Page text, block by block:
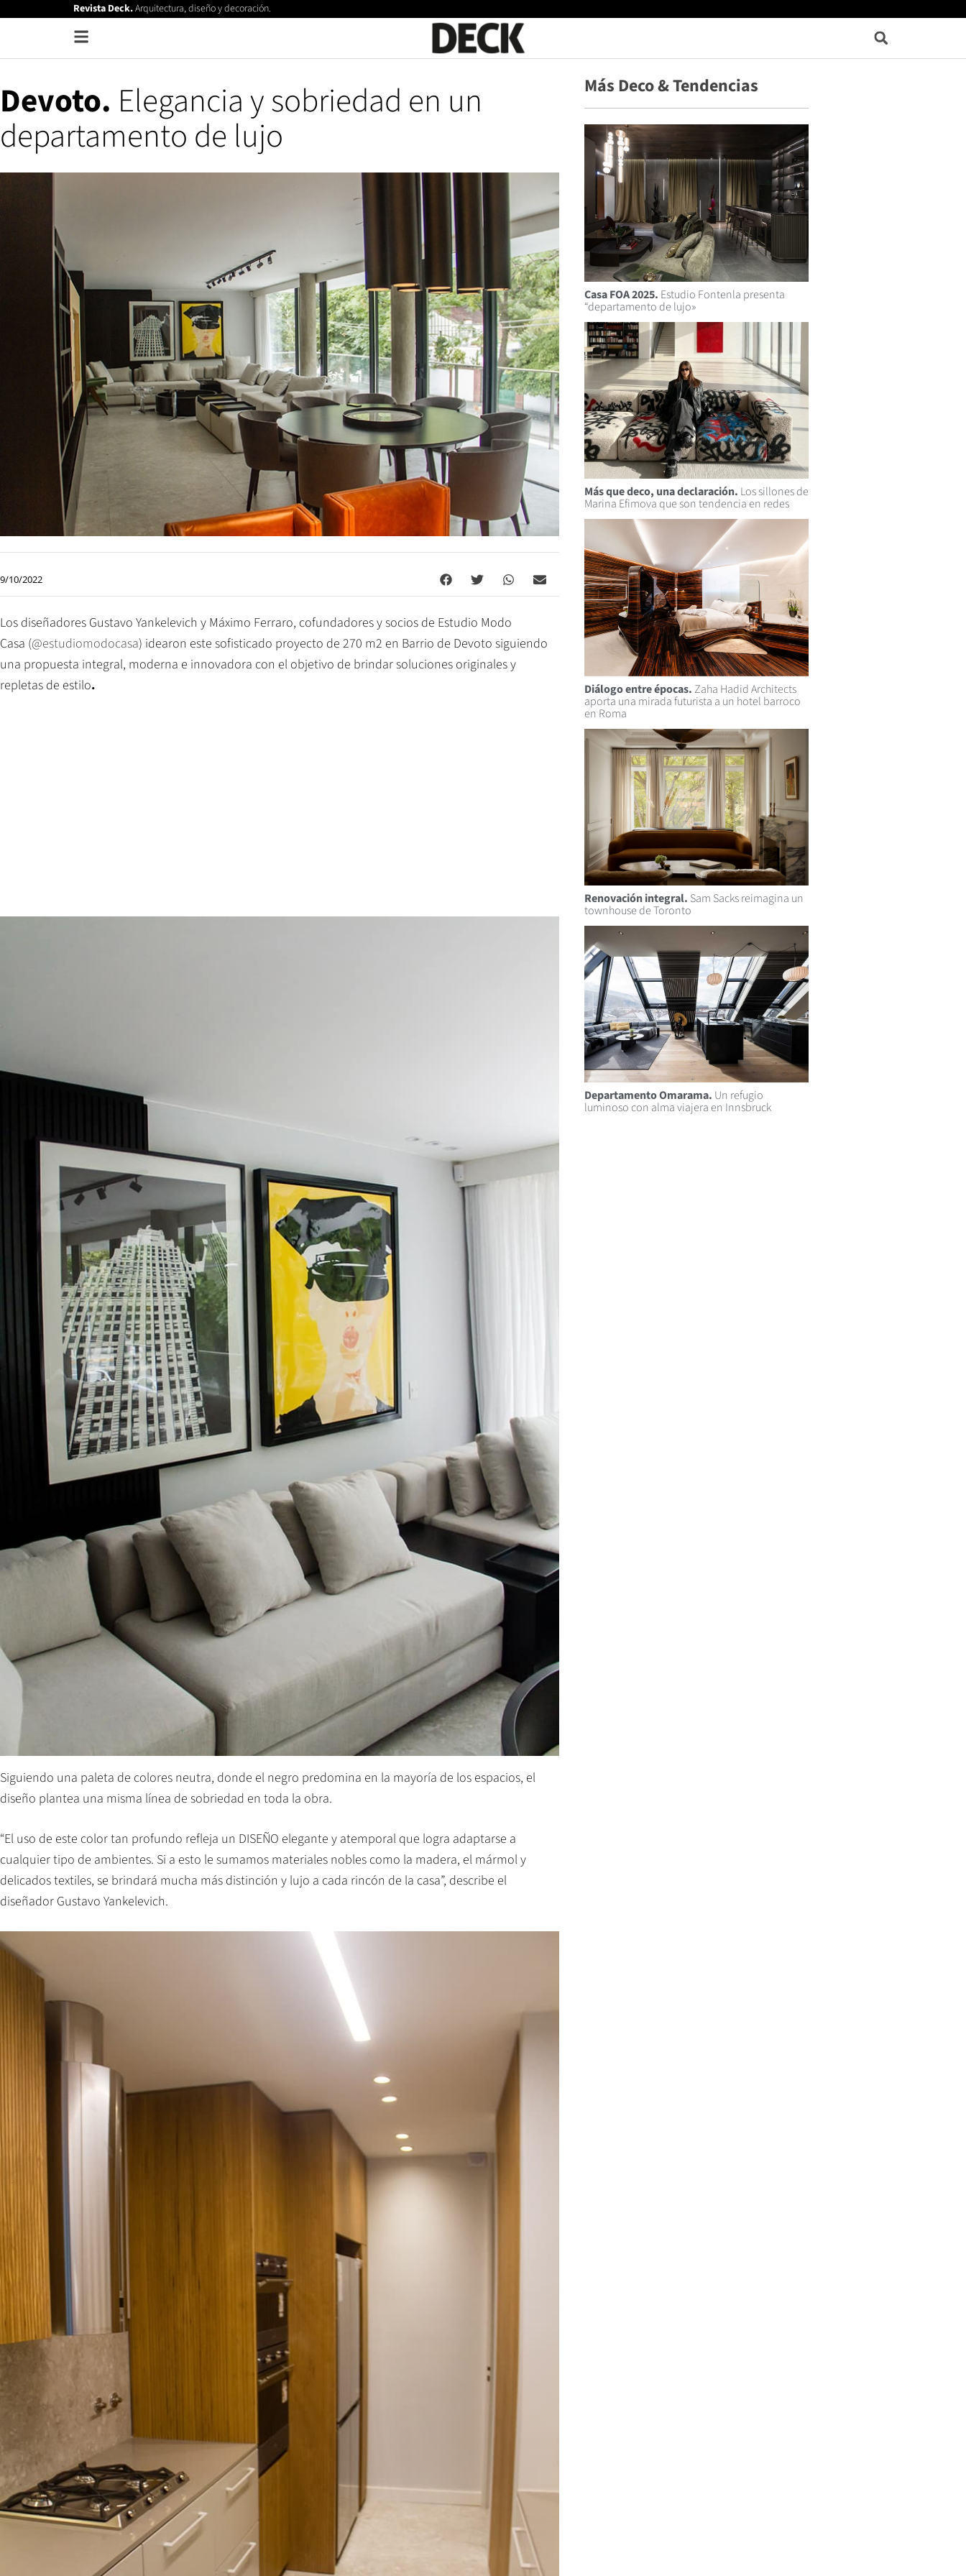
Revista Deck.Arquitectura, diseño y decoración.
Devoto. Elegancia y sobriedad en un
departamento de lujo
9/10/2022
Los diseñadores Gustavo Yankelevich y Máximo Ferraro, cofundadores y socios de Estudio Modo
Casa (@estudiomodocasa) idearon este sofisticado proyecto de 270 m2 en Barrio de Devoto siguiendo
una propuesta integral, moderna e innovadora con el objetivo de brindar soluciones originales y
repletas de estilo.
Siguiendo una paleta de colores neutra, donde el negro predomina en la mayoría de los espacios, el
diseño plantea una misma línea de sobriedad en toda la obra.
“El uso de este color tan profundo refleja un DISEÑO elegante y atemporal que logra adaptarse a
cualquier tipo de ambientes. Si a esto le sumamos materiales nobles como la madera, el mármol y
delicados textiles, se brindará mucha más distinción y lujo a cada rincón de la casa”, describe el
diseñador Gustavo Yankelevich.
Más Deco & Tendencias
Casa FOA 2025. Estudio Fontenla presenta
“departamento de lujo»
Más que deco, una declaración. Los sillones de
Marina Efimova que son tendencia en redes
Diálogo entre épocas. Zaha Hadid Architects
aporta una mirada futurista a un hotel barroco
en Roma
Renovación integral. Sam Sacks reimagina un
townhouse de Toronto
Departamento Omarama. Un refugio
luminoso con alma viajera en Innsbruck